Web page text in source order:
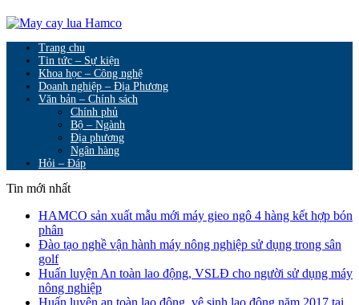
Trang chu
Tin tức – Sự kiện
Khoa học – Công nghệ
Doanh nghiệp – Địa Phương
Văn bản – Chính sách
Chính phủ
Bộ – Ngành
Địa phương
Ngân hàng
Hỏi – Đáp
Tin mới nhất
HAMCO sản xuất mẫu mới máy gieo ngô 4 hàng kết hợp bón
phân
Đào tạo nghề vận hành máy nông nghiệp sử dụng trong sân
golf
Huấn luyện An toàn lao động, VSLĐ cho người sử dụng máy
nông nghiệp
Huấn luyện an toàn lao động, vệ sinh lao động năm 2017 tại